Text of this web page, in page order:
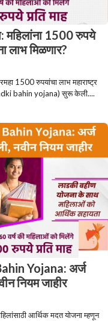
महिलांना 1500 रुपये
लाभ मिळणार?
1500 रुपयांचा लाभ महाराष्ट्र
bahin yojana) सुरू केली....
Yojana: अर्ज
नियम जाहीर
आर्थिक मदत योजना म्हणून